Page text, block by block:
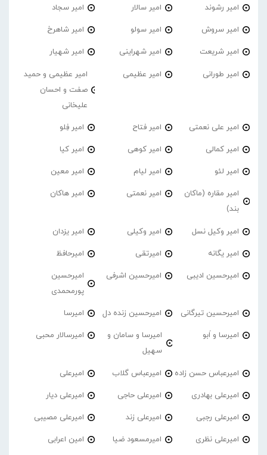
امیر رشوند امیر سالار امیر سجاد
امیر سروش امیر سولو امیر شاهرخ
امیر شریعت امیر شهراینی امیر شهیار
امیر طورانی امیر عظیمی
امیر عظیمی و حمید
صفت و احسان
علیخانی
امیر علی نعمتی امیر فتاح امیر فِلو
امیر کمالی امیر کوهی امیر کیا
امیر لئو امیر لیام امیر معین
امیر مقاره (ماکان
بند)
امیر نعمتی امیر هاکان
امیر وکیل نسل امیر وکیلی امیر یزدان
امیر یگانه امیرتقی امیرحافظ
امیرحسین ادیبی امیرحسین اشرفی
امیرحسین
پورمحمدی
امیرحسین تیرگانی امیرحسین زنده دل امیرسا
امیرسا و اَبو
امیرسا و سامان و
سهیل
امیرسالار محبی
امیرعباس حسن زاده امیرعباس گلاب امیرعلی
امیرعلی بهادری امیرعلی حاجی امیرعلی دیار
امیرعلی رجبی امیرعلی زند امیرعلی مصیبی
امیرعلی نظری امیرمسعود ضیا امین اعرابی